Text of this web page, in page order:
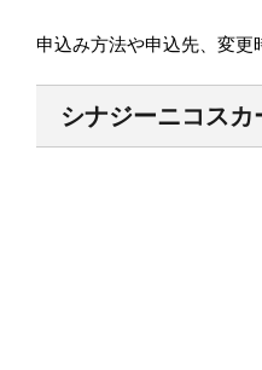
申込み方法や申込先、変更
シナジーニコス